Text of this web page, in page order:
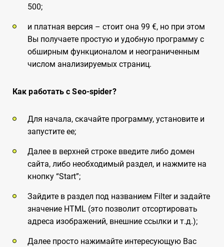
500;
и платная версия – стоит она 99 €, но при этом
Вы получаете простую и удобную программу с
обширным функционалом и неограниченным
числом анализируемых страниц.
Как работать с Seo-spider?
Для начала, скачайте программу, установите и
запустите ее;
Далее в верхней строке введите либо домен
сайта, либо необходимый раздел, и нажмите на
кнопку “Start”;
Зайдите в раздел под названием Filter и задайте
значение HTML (это позволит отсортировать
адреса изображений, внешние ссылки и т.д.);
Далее просто нажимайте интересующую Вас